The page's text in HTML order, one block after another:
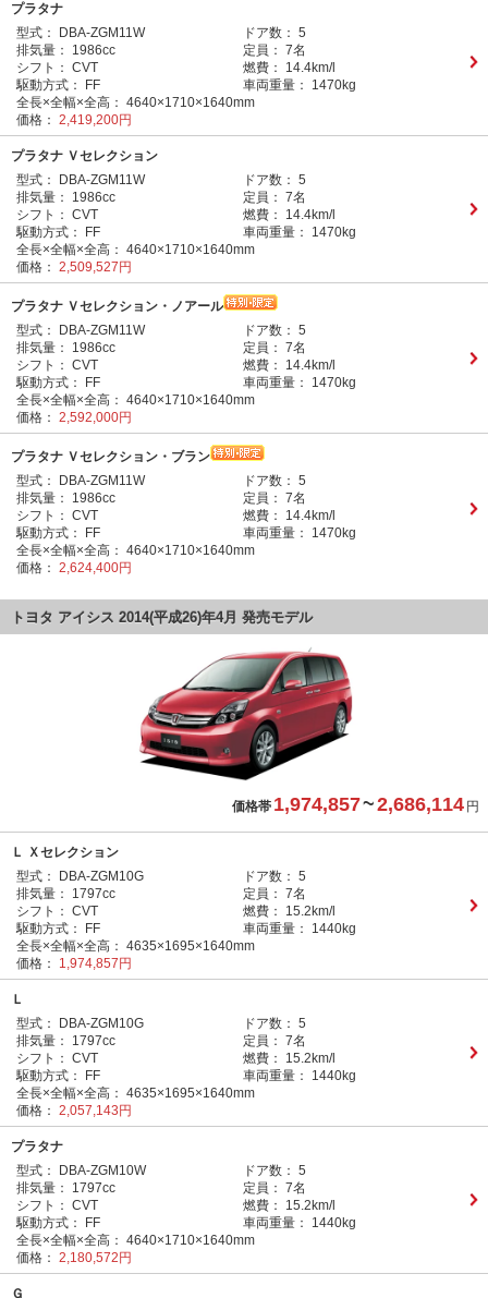
プラタナ
型式：
DBA-ZGM11W ドア数： 5
排気量：
1986cc 定員： 7名
シフト： CVT 燃費：
14.4km/l
駆動方式：
FF 車両重量：
1470kg
全長×全幅×全高： 4640×1710×1640mm
価格： 2,419,200円
プラタナ Ｖセレクション
型式：
DBA-ZGM11W ドア数： 5
排気量：
1986cc 定員： 7名
シフト： CVT 燃費：
14.4km/l
駆動方式：
FF 車両重量：
1470kg
全長×全幅×全高： 4640×1710×1640mm
価格： 2,509,527円
プラタナ Ｖセレクション・ノアール
型式：
DBA-ZGM11W ドア数： 5
排気量：
1986cc 定員： 7名
シフト： CVT 燃費：
14.4km/l
駆動方式：
FF 車両重量：
1470kg
全長×全幅×全高： 4640×1710×1640mm
価格： 2,592,000円
プラタナ Ｖセレクション・ブラン
型式：
DBA-ZGM11W ドア数： 5
排気量：
1986cc 定員： 7名
シフト： CVT 燃費：
14.4km/l
駆動方式：
FF 車両重量：
1470kg
全長×全幅×全高： 4640×1710×1640mm
価格： 2,624,400円
トヨタ アイシス 2014(平成26)年4月 発売モデル
価格帯 1,974,857~2,686,114 円
Ｌ Ｘセレクション
型式：
DBA-ZGM10G ドア数： 5
排気量：
1797cc 定員： 7名
シフト： CVT 燃費：
15.2km/l
駆動方式：
FF 車両重量：
1440kg
全長×全幅×全高： 4635×1695×1640mm
価格：
1,974,857円
Ｌ
型式：
DBA-ZGM10G ドア数： 5
排気量：
1797cc 定員： 7名
シフト： CVT 燃費：
15.2km/l
駆動方式：
FF 車両重量：
1440kg
全長×全幅×全高： 4635×1695×1640mm
価格： 2,057,143円
プラタナ
型式：
DBA-ZGM10W ドア数： 5
排気量：
1797cc 定員： 7名
シフト： CVT 燃費：
15.2km/l
駆動方式：
FF 車両重量：
1440kg
全長×全幅×全高： 4640×1710×1640mm
価格： 2,180,572円
Ｇ